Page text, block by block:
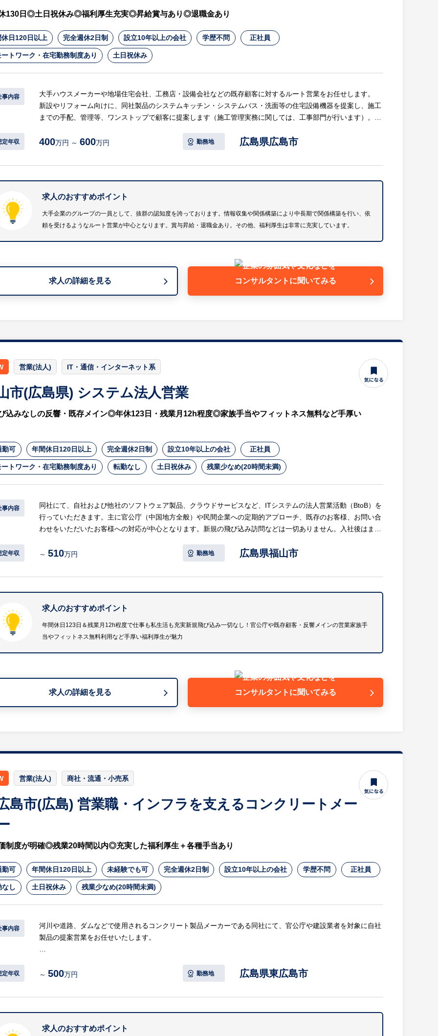
130日◎土日祝休み◎福利厚生充実◎昇給賞与あり◎退職金あり
休日120日以上 完全週休2日制 設立10年以上の会社 学歴不問 正社員
トワーク・在宅勤務制度あり 土日祝休み
事内容
大手ハウスメーカーや地場住宅会社、工務店・設備会社などの既存顧客に対するルート営業をお任せします。
新設やリフォーム向けに、同社製品のシステムキッチン・システムバス・洗面等の住宅設備機器を提案し、施工
までの手配、管理等、ワンストップで顧客に提案します（施工管理実務に関しては、工事部門が行います）。
【具体的には…】
・住宅や施設のリフォームのニーズに対して、同社商品をメインに施工（据え付け）までの提案を行います。同
社商品以外の住宅建材（柱など）も取扱いがあり、「壁紙とサッシ以外では同社製品で家が建てられる」といわ
うなルート営業が中心となります。
※営業対象：戸建住宅、マンション、商業施設、介護施設など
※使用機材：社用車、PC/iPad、携帯電話は貸与
定年収 400万円 ～ 600万円 勤務地 広島県広島市
求人のおすすめポイント
大手企業のグループの一員として、抜群の認知度を誇っております。情報収集や関係構築により中長期で関係構築を行い、依
頼を受けるようなルート営業が中心となります。賞与昇給・退職金あり。その他、福利厚生は非常に充実しています。
求人の詳細を見る コンサルタントに聞いてみる
営業(法人) IT・通信・インターネット系
市(広島県) システム法人営業
込みなしの反響・既存メイン◎年休123日・残業月12h程度◎家族手当やフィットネス無料など手厚い
勤可 年間休日120日以上 完全週休2日制 設立10年以上の会社 正社員
トワーク・在宅勤務制度あり 転勤なし 土日祝休み 残業少なめ(20時間未満)
事内容
同社にて、自社および他社のソフトウェア製品、クラウドサービスなど、ITシステムの法人営業活動（BtoB）を
行っていただきます。主に官公庁（中国地方全般）や民間企業への定期的アプローチ、既存のお客様、お問い合
わせをいただいたお客様への対応が中心となります。新規の飛び込み訪問などは一切ありません。入社後はまず
・顧客サポート、アフターフォロー
等
※詳細は面談時にお伝えします
しやすい環境が整っています。家族手当（配偶者手当5,000円、扶養手当1名につき4,000円）や退職金制度、法
人契約のフィットネス施設を無料で利用できる制度など、福利厚生も非常に手厚いです。マイカー通勤（駐車場
補助あり）も可能で、地方で腰を据えて長期的にキャリアを築いていくことができます。
定年収 ～ 510万円 勤務地 広島県福山市
求人のおすすめポイント
年間休日123日＆残業月12h程度で仕事も私生活も充実新規飛び込み一切なし！官公庁や既存顧客・反響メインの営業家族手
当やフィットネス無料利用など手厚い福利厚生が魅力
求人の詳細を見る コンサルタントに聞いてみる
営業(法人) 商社・流通・小売系
島市(広島) 営業職・インフラを支えるコンクリートメー
制度が明確◎残業20時間以内◎充実した福利厚生＋各種手当あり
勤可 年間休日120日以上 未経験でも可 完全週休2日制 設立10年以上の会社 学歴不問 正社員
なし 土日祝休み 残業少なめ(20時間未満)
事内容
河川や道路、ダムなどで使用されるコンクリート製品メーカーである同社にて、官公庁や建設業者を対象に自社
製品の提案営業をお任せいたします。
・自社製品の提案／PR
・受注業務、現場管理
定年収 ～ 500万円 勤務地 広島県東広島市
求人のおすすめポイント